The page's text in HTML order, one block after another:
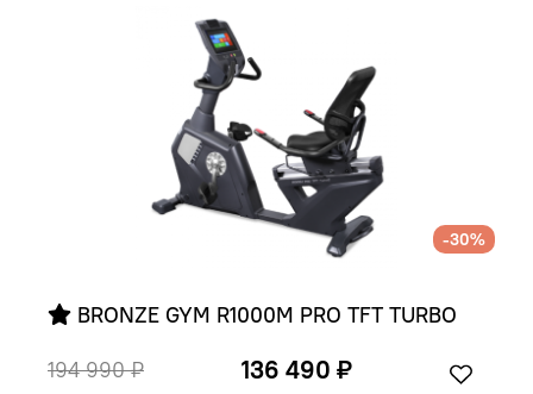
-30%
BRONZE GYM R1000M PRO TFT TURBO
194 990 ₽
136 490 ₽